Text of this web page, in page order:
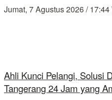
Jumat, 7 Agustus 2026 / 17:44
Ahli Kunci Pelangi, Solusi
Tangerang 24 Jam yang